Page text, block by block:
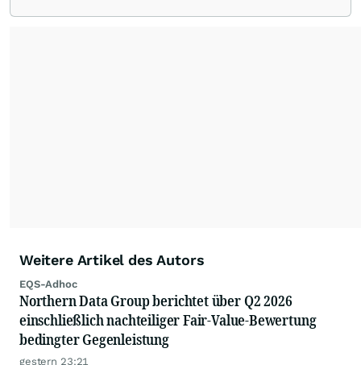
Weitere Artikel des Autors
EQS-Adhoc
Northern Data Group berichtet über Q2 2026
einschließlich nachteiliger Fair-Value-Bewertung
bedingter Gegenleistung
gestern 23:21